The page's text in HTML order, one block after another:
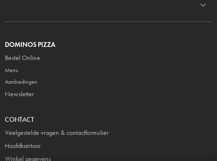
DOMINOS PIZZA
Bestel Online
Menu
Aanbiedingen
Newsletter
CONTACT
Veelgestelde vragen & contactformulier
Hoofdkantoor
Winkel gegevens